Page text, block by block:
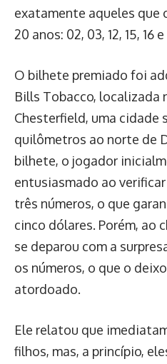
exatamente aqueles que
20 anos: 02, 03, 12, 15, 16 e
O bilhete premiado foi
Bills Tobacco, localizada
Chesterfield, uma cidade
quilômetros ao norte de
bilhete, o jogador
entusiasmado ao
três números, o que
cinco dólares. Porém, ao
se deparou com a
os números, o que o
atordoado.
Ele relatou que
filhos, mas, a princípio,